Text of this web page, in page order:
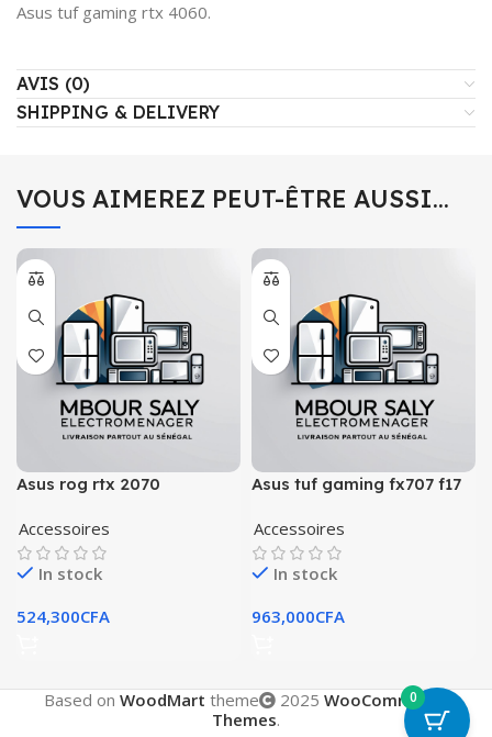
Asus tuf gaming rtx 4060.
AVIS (0)
SHIPPING & DELIVERY
VOUS AIMEREZ PEUT-ÊTRE AUSSI…
Asus rog rtx 2070
Accessoires
In stock
524,300CFA
Asus tuf gaming fx707 f17
Accessoires
In stock
963,000CFA
Based on WoodMart theme 2025 WooCommerce
Themes.
0